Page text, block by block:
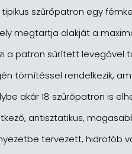
tipikus szűrőpatron egy
megtartja alakját a
a patron sűrített levegővel
tömítéssel rendelkezik,
akár 18 szűrőpatron is
antisztatikus,
tervezett, hidrofób